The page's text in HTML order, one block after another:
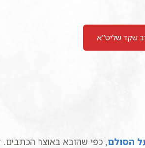
שקד שליט”א
הסולם, כפי שהובא באוצר הכתבים.